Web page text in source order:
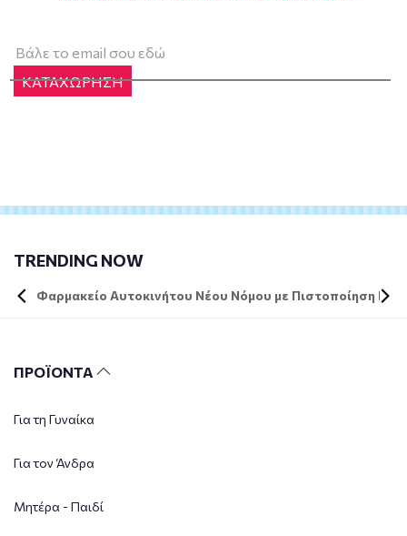
ΚΑΤΑΧΩΡΗΣΗ
TRENDING NOW
Φαρμακείο Αυτοκινήτου Νέου Νόμου με Πιστοποίηση DIN
ΠΡΟΪΟΝΤΑ
Για τη Γυναίκα
Για τον Άνδρα
Μητέρα - Παιδί